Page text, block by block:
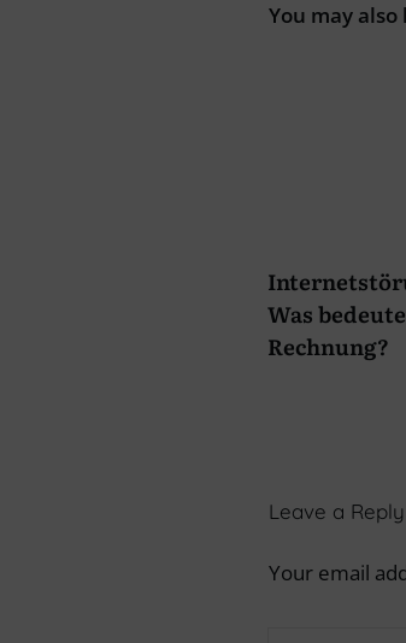
You may also
Was
Rechnung?
Leave a Reply
Your email